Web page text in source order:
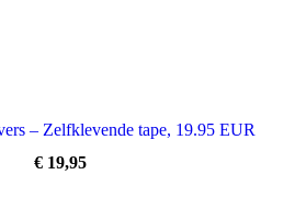
– Zelfklevende tape, 19.95 EUR
€ 19,95